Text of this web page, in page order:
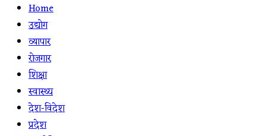
Home
उद्योग
व्यापार
रोजगार
शिक्षा
स्वास्थ्य
देश-विदेश
प्रदेश